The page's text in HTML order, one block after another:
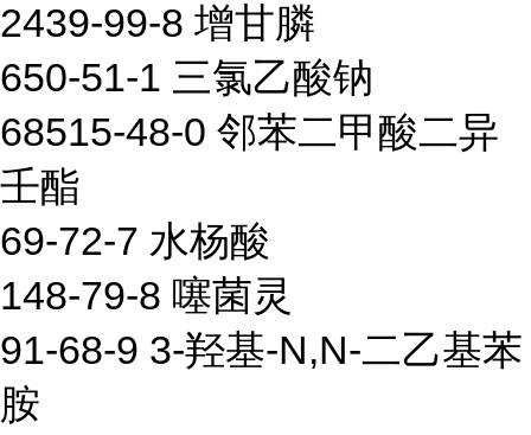
2439-99-8 增甘膦
650-51-1 三氯乙酸钠
68515-48-0 邻苯二甲酸二异
壬酯
69-72-7 水杨酸
148-79-8 噻菌灵
91-68-9 3-羟基-N,N-二乙基苯
胺